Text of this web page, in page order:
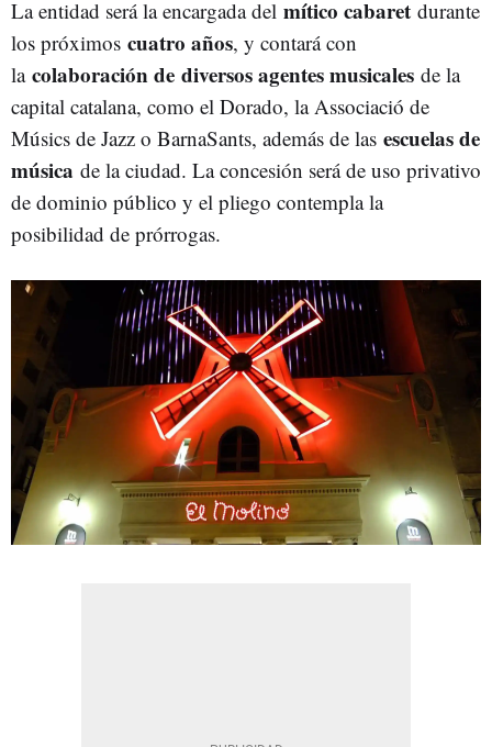
La entidad será la encargada del mítico cabaret durante
los próximos cuatro años, y contará con
la colaboración de diversos agentes musicales de la
capital catalana, como el Dorado, la Associació de
Músics de Jazz o BarnaSants, además de las escuelas de
música de la ciudad. La concesión será de uso privativo
de dominio público y el pliego contempla la
posibilidad de prórrogas.